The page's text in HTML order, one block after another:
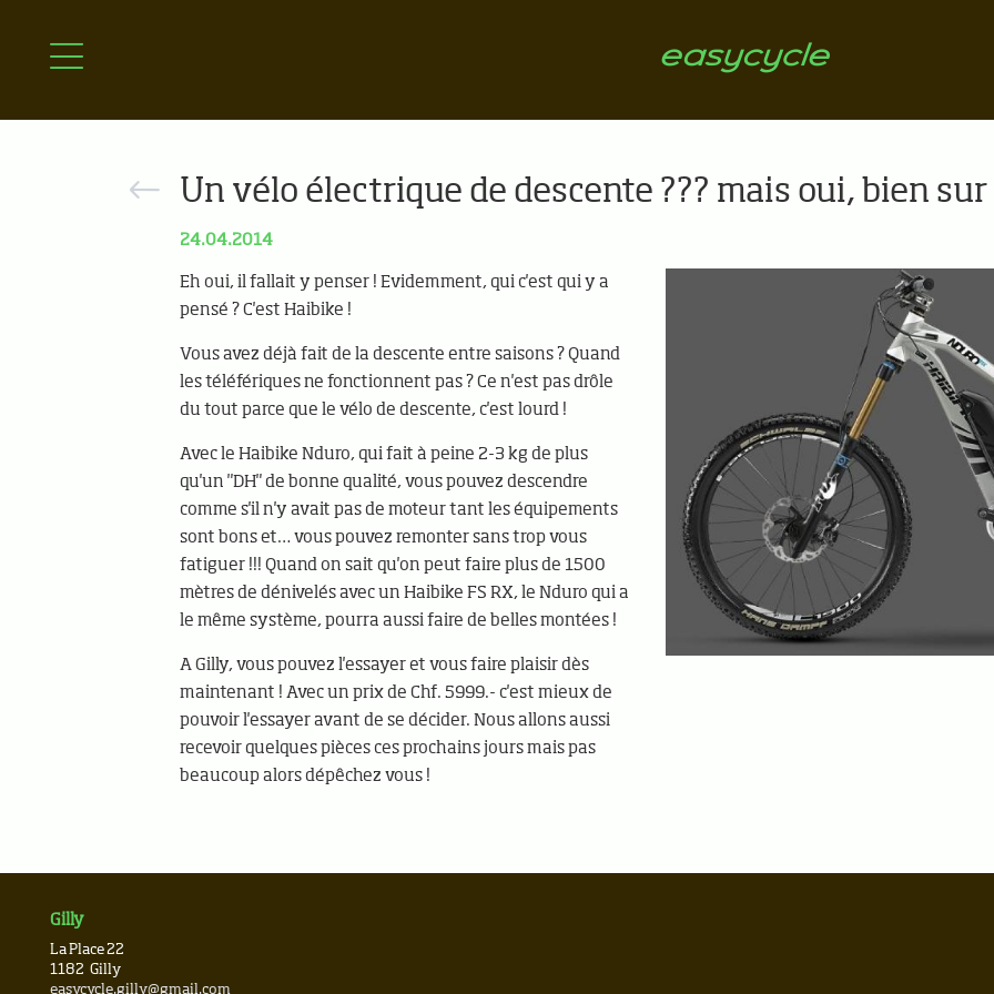
Un vélo électrique de descente ??? mais oui, bien sur
24.04.2014
Eh oui, il fallait y penser ! Evidemment, qui c'est qui y a
pensé ? C'est Haibike !
Vous avez déjà fait de la descente entre saisons ? Quand
les téléfériques ne fonctionnent pas ? Ce n'est pas drôle
du tout parce que le vélo de descente, c'est lourd !
Avec le Haibike Nduro, qui fait à peine 2-3 kg de plus
qu'un "DH" de bonne qualité, vous pouvez descendre
comme s'il n'y avait pas de moteur tant les équipements
sont bons et… vous pouvez remonter sans trop vous
fatiguer !!! Quand on sait qu'on peut faire plus de 1500
mètres de dénivelés avec un Haibike FS RX, le Nduro qui a
le même système, pourra aussi faire de belles montées !
A Gilly, vous pouvez l'essayer et vous faire plaisir dès
maintenant ! Avec un prix de Chf. 5999.- c'est mieux de
pouvoir l'essayer avant de se décider. Nous allons aussi
recevoir quelques pièces ces prochains jours mais pas
beaucoup alors dépêchez vous !
Gilly
La Place 22
1182 Gilly
easycycle.gilly@gmail.com